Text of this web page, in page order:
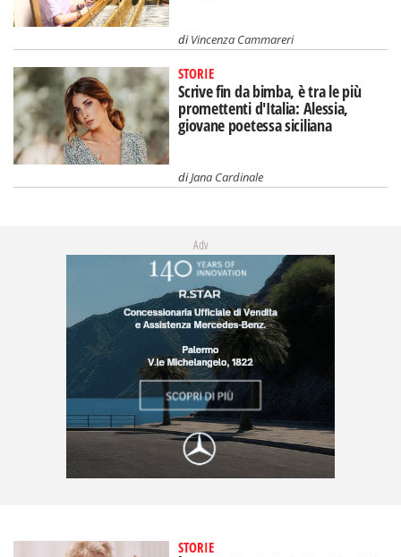
diVincenza Cammareri
STORIE
Scrive fin da bimba, è tra le più
promettenti d'Italia: Alessia,
giovane poetessa siciliana
diJana Cardinale
Adv
STORIE